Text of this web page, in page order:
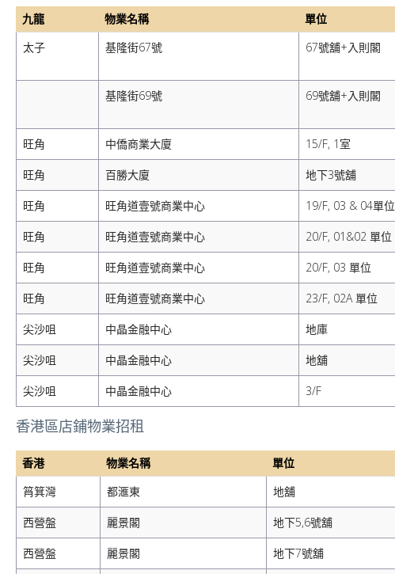
九龍 物業名稱 單位
太子
基隆街67號 67號舖+入則閣
基隆街69號 69號舖+入則閣
旺角 中僑商業大廈 15/F, 1室
旺角 百勝大廈 地下3號舖
旺角 旺角道壹號商業中心 19/F, 03 & 04單位
旺角 旺角道壹號商業中心 20/F, 01&02 單位
旺角 旺角道壹號商業中心 20/F, 03 單位
旺角 旺角道壹號商業中心 23/F, 02A 單位
尖沙咀 中晶金融中心 地庫
尖沙咀 中晶金融中心 地舖
尖沙咀 中晶金融中心 3/F
香港區店鋪物業招租
香港 物業名稱 單位
筲箕灣
都滙東 地舖
西營盤 麗景閣 地下5,6號舖
西營盤 麗景閣 地下7號舖